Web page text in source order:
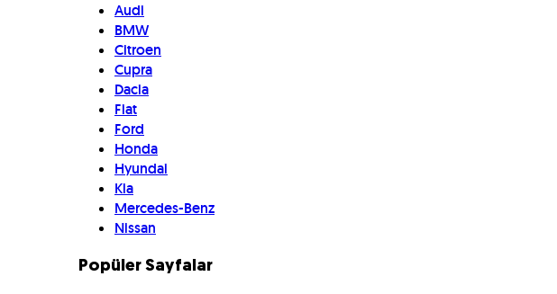
Audi
BMW
Citroen
Cupra
Dacia
Fiat
Ford
Honda
Hyundai
Kia
Mercedes-Benz
Nissan
Popüler Sayfalar